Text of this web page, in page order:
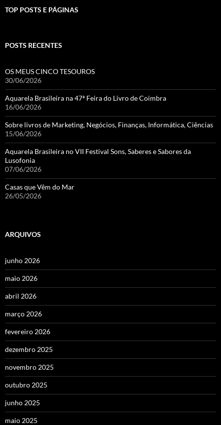
TOP POSTS E PÁGINAS
POSTS RECENTES
OS MEUS CINCO TESOUROS
30/06/2026
Aquarela Brasileira na 47ª Feira do Livro de Coimbra
16/06/2026
Sobre livros de Marketing, Negócios, Finanças, Informática, Ciências
15/06/2026
Aquarela Brasileira no VII Festival Sons, Saberes e Sabores da
Lusofonia
07/06/2026
Casas que Vêm do Mar
26/05/2026
ARQUIVOS
junho 2026
maio 2026
abril 2026
março 2026
fevereiro 2026
dezembro 2025
novembro 2025
outubro 2025
junho 2025
maio 2025